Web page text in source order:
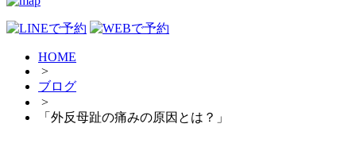
HOME
>
ブログ
>
「外反母趾の痛みの原因とは？」